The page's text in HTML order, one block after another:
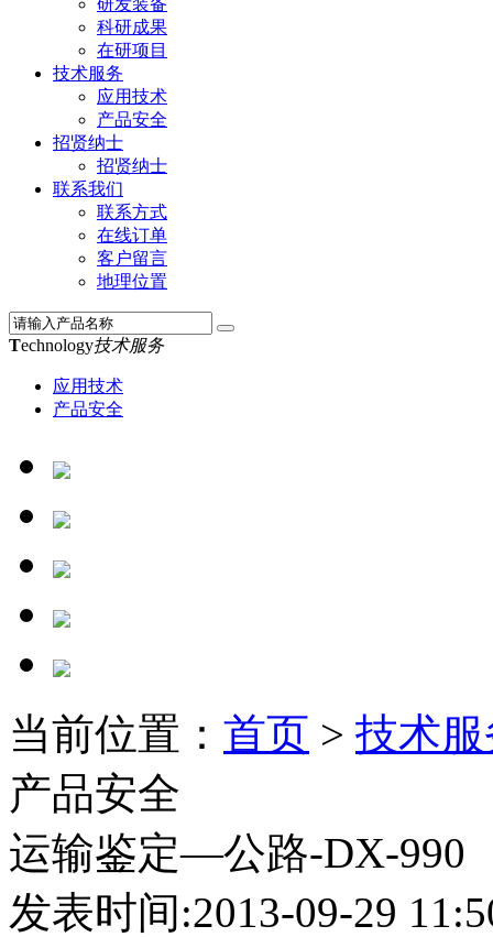
研发装备
科研成果
在研项目
技术服务
应用技术
产品安全
招贤纳士
招贤纳士
联系我们
联系方式
在线订单
客户留言
地理位置
Technology技术服务
应用技术
产品安全
当前位置： 首页 > 技术
产品安全
运输鉴定—公路-DX-990
发表时间:2013-09-29